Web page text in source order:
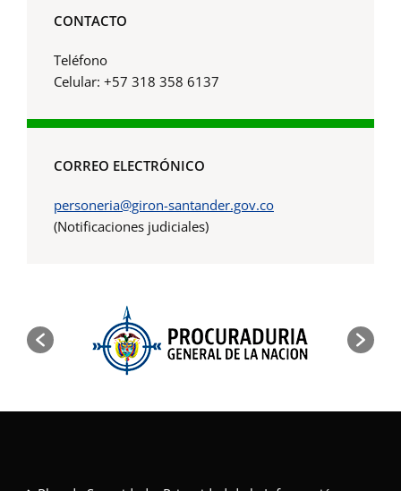
CONTACTO
Teléfono
Celular: +57 318 358 6137
CORREO ELECTRÓNICO
personeria@giron-santander.gov.co
(Notificaciones judiciales)